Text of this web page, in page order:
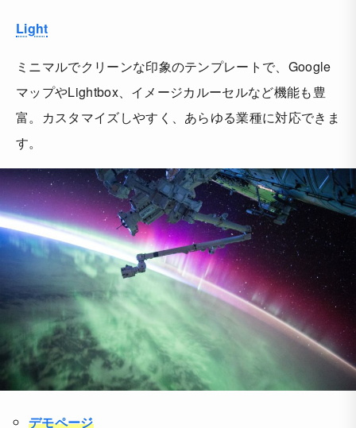
Light
ミニマルでクリーンな印象のテンプレートで、Google
マップやLightbox、イメージカルーセルなど機能も豊
富。カスタマイズしやすく、あらゆる業種に対応できま
す。
デモページ